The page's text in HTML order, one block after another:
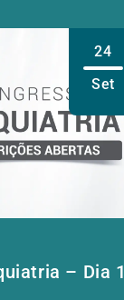
24
Set
– Dia 1